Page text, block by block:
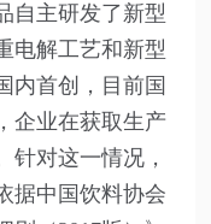
自主研发了新型
解工艺和新型
内首创，目前国
企业在获取生产
针对这一情况，
据中国饮料协会